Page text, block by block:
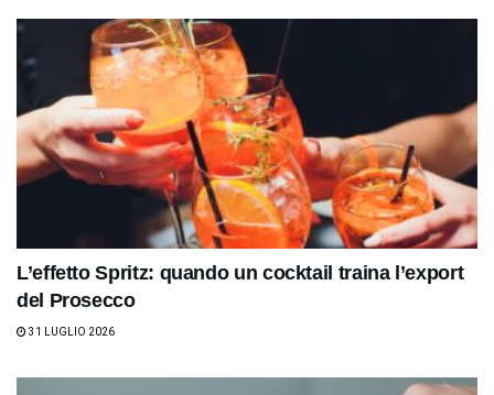
L’effetto Spritz: quando un cocktail traina l’export
del Prosecco
31 LUGLIO 2026